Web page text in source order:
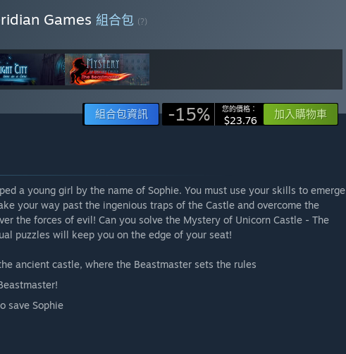
Games 組合包 (?)
組合包資訊 -15% 您的價格：
$23.76 加入購物車
a young girl by the name of Sophie. You must use your skills to emerge
your way past the ingenious traps of the Castle and overcome the
the forces of evil! Can you solve the Mystery of Unicorn Castle - The
puzzles will keep you on the edge of your seat!
ancient castle, where the Beastmaster sets the rules
save Sophie